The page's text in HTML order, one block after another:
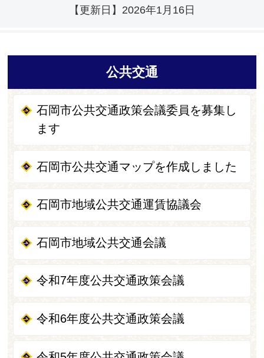
【更新日】 2026年1月16日
公共交通
石岡市公共交通政策会議委員を募集し
ます
石岡市公共交通マップを作成しました
石岡市地域公共交通運賃協議会
石岡市地域公共交通会議
令和7年度公共交通政策会議
令和6年度公共交通政策会議